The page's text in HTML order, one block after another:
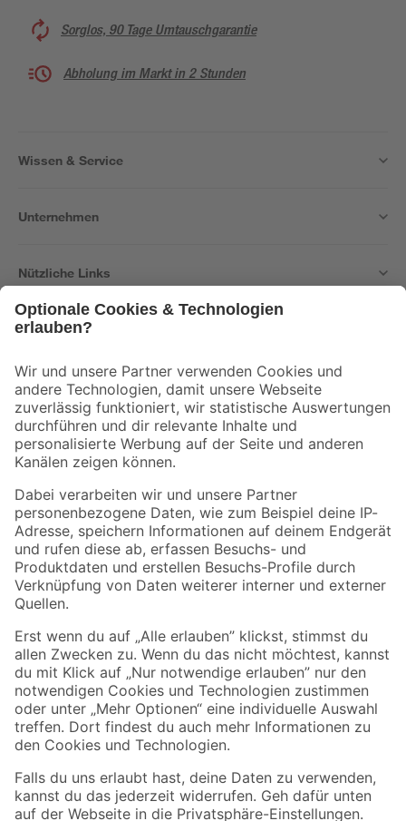
Sorglos, 90 Tage Umtauschgarantie
Abholung im Markt in 2 Stunden
Wissen & Service
Unternehmen
Nützliche Links
Der toom Newsletter: Keine Angebote und Aktionen mehr verpassen!
Zur Newsletter Anmeldung
Folge uns
Zahlungsarten Versandarten
Sicher einkaufen
Jetzt die toom-App herunterladen
Alle Preisangaben in EUR inkl. gesetzl. MwSt.. Die dargestellten Angebote sind unter
Umständen nicht in allen Märkten verfügbar. Die angegebenen Verfügbarkeiten beziehen